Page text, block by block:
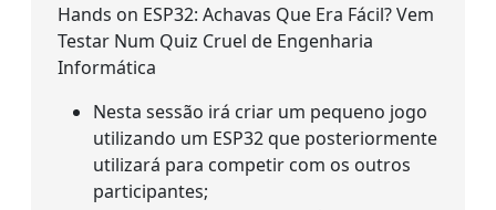
Hands on ESP32: Achavas Que Era Fácil? Vem
Testar Num Quiz Cruel de Engenharia
Informática
Nesta sessão irá criar um pequeno jogo
utilizando um ESP32 que posteriormente
utilizará para competir com os outros
participantes;